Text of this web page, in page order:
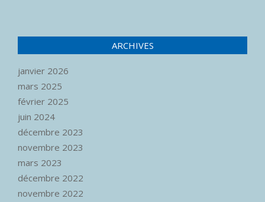
ARCHIVES
janvier 2026
mars 2025
février 2025
juin 2024
décembre 2023
novembre 2023
mars 2023
décembre 2022
novembre 2022